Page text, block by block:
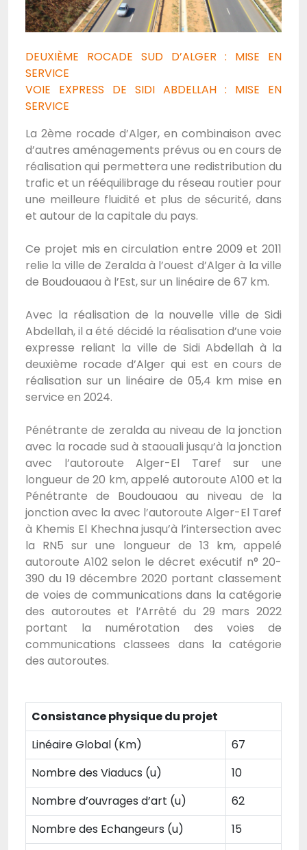
DEUXIÈME ROCADE SUD D’ALGER : MISE EN
SERVICE
VOIE EXPRESS DE SIDI ABDELLAH : MISE EN
SERVICE
La 2ème rocade d’Alger, en combinaison avec
d’autres aménagements prévus ou en cours de
réalisation qui permettera une redistribution du
trafic et un rééquilibrage du réseau routier pour
une meilleure fluidité et plus de sécurité, dans
et autour de la capitale du pays.
Ce projet mis en circulation entre 2009 et 2011
relie la ville de Zeralda à l’ouest d’Alger à la ville
de Boudouaou à l’Est, sur un linéaire de 67 km.
Avec la réalisation de la nouvelle ville de Sidi
Abdellah, il a été décidé la réalisation d’une voie
expresse reliant la ville de Sidi Abdellah à la
deuxième rocade d’Alger qui est en cours de
réalisation sur un linéaire de 05,4 km mise en
service en 2024.
Pénétrante de zeralda au niveau de la jonction
avec la rocade sud à staouali jusqu’à la jonction
avec l’autoroute Alger-El Taref sur une
longueur de 20 km, appelé autoroute A100 et la
Pénétrante de Boudouaou au niveau de la
jonction avec la avec l’autoroute Alger-El Taref
à Khemis El Khechna jusqu’à l’intersection avec
la RN5 sur une longueur de 13 km, appelé
autoroute A102 selon le décret exécutif n° 20-
390 du 19 décembre 2020 portant classement
de voies de communications dans la catégorie
des autoroutes et l’Arrêté du 29 mars 2022
portant la numérotation des voies de
communications classees dans la catégorie
des autoroutes.
Consistance physique du projet
Linéaire Global (Km)
67
Nombre des Viaducs (u)
10
Nombre d’ouvrages d’art (u)
62
Nombre des Echangeurs (u)
15